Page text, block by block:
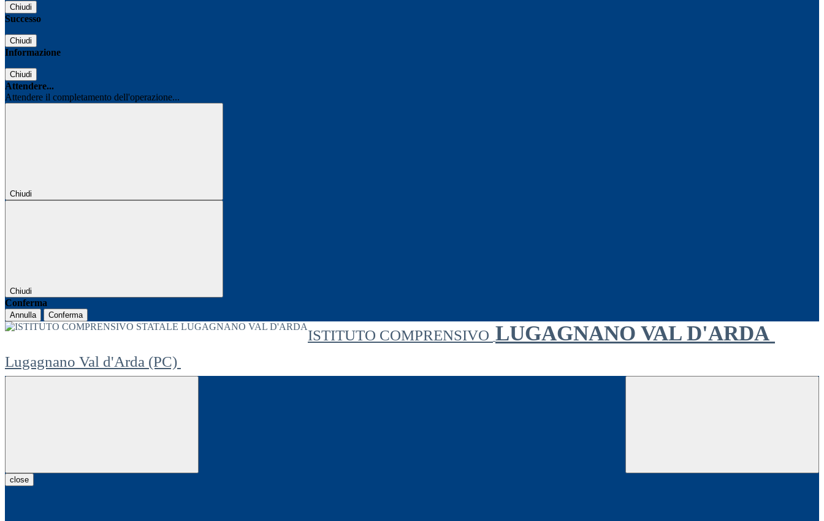
Chiudi
Successo
Chiudi
Informazione
Chiudi
Attendere...
Attendere il completamento dell'operazione...
Chiudi
Chiudi
Conferma
Annulla Conferma
ISTITUTO COMPRENSIVO LUGAGNANO VAL D'ARDA
Lugagnano Val d'Arda (PC)
close